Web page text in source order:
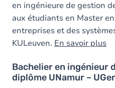
en ingénieure de gestion
aux étudiants en Master
entreprises et des
KULeuven. En savoir plus
Bachelier en ingénieur
diplôme UNamur –